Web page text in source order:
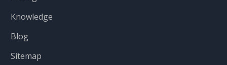
Knowledge
Blog
Sitemap